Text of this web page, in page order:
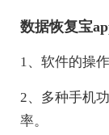
数据恢复宝
1、软件的操
2、多种手机
率。